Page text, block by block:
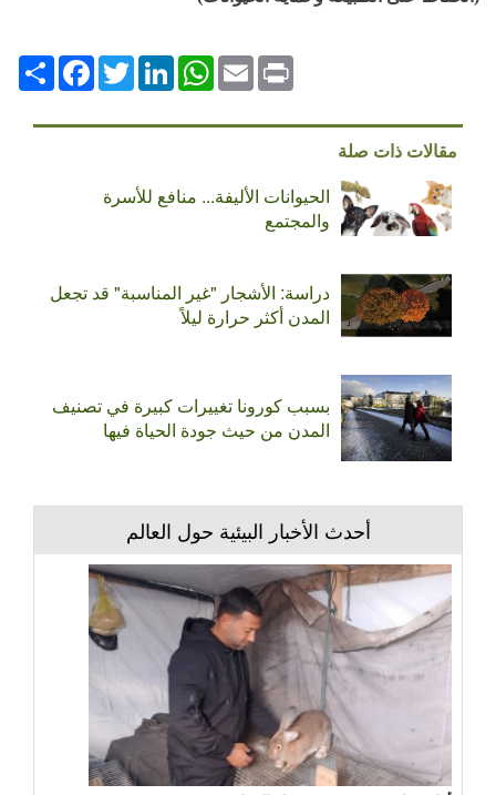
انشر
FacebookTwitterLinkedIn
WhatsAppEmailPrint
مقالات ذات صلة
الحيوانات الأليفة... منافع للأسرة
والمجتمع
دراسة: الأشجار "غير المناسبة" قد تجعل
المدن أكثر حرارة ليلاً
بسبب كورونا تغييرات كبيرة في تصنيف
المدن من حيث جودة الحياة فيها
أحدث الأخبار البيئية حول العالم